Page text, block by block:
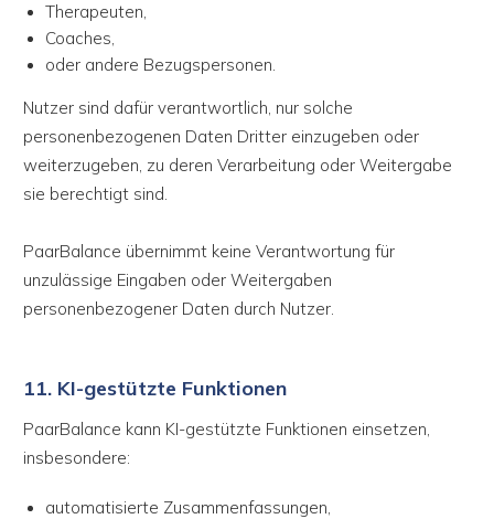
Therapeuten,
Coaches,
oder andere Bezugspersonen.
Nutzer sind dafür verantwortlich, nur solche
personenbezogenen Daten Dritter einzugeben oder
weiterzugeben, zu deren Verarbeitung oder Weitergabe
sie berechtigt sind.
PaarBalance übernimmt keine Verantwortung für
unzulässige Eingaben oder Weitergaben
personenbezogener Daten durch Nutzer.
11. KI-gestützte Funktionen
PaarBalance kann KI-gestützte Funktionen einsetzen,
insbesondere:
automatisierte Zusammenfassungen,